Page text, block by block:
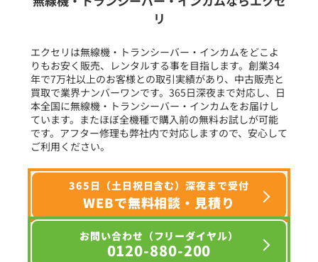
フリーワード入力(製品名等)
選択条件をリセット
リ
エクセリは無線機・トランシーバー・インカムをどこよ
りもお安く販売、レンタルする事を目指します。創業34
年で7万社以上のお客様との取引実績があり、中古販売と
買取で業界ナンバーワンです。365日深夜まで対応し、日
本全国に無線機・トランシーバー・インカムをお届けし
ています。またほぼ全機種で購入前の無料お試しが可能
です。アフター修理も弊社内で対応しますので、安心して
ご利用ください。
365日（土日祝日含む）深夜まで受付
WEBで無料相談・見積り
お問い合わせ（フリーダイヤル）
0120-880-200